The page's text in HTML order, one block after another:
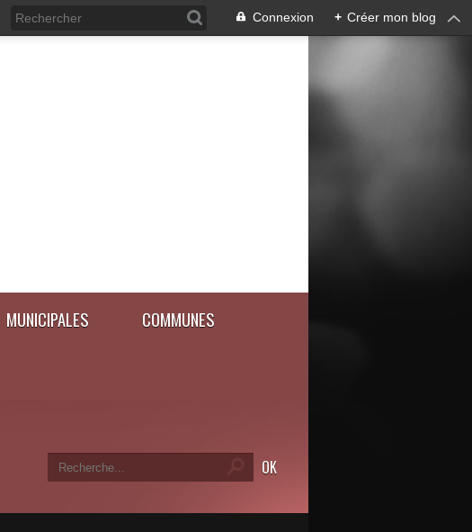
Connexion + Créer mon blog
MUNICIPALES COMMUNES